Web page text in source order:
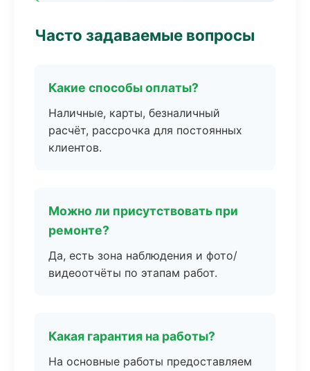
Часто задаваемые вопросы
Какие способы оплаты?
Наличные, карты, безналичный
расчёт, рассрочка для постоянных
клиентов.
Можно ли присутствовать при
ремонте?
Да, есть зона наблюдения и фото/
видеоотчёты по этапам работ.
Какая гарантия на работы?
На основные работы предоставляем